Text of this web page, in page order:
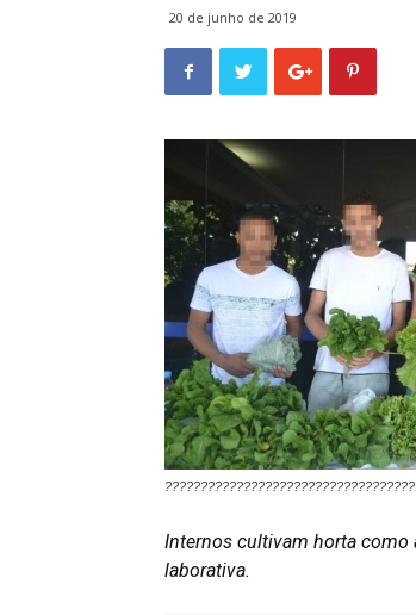
20 de junho de 2019
Internos cultivam horta como
laborativa.